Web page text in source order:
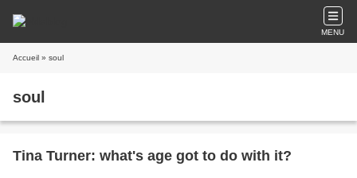
MENU
Accueil » soul
soul
Tina Turner: what's age got to do with it?